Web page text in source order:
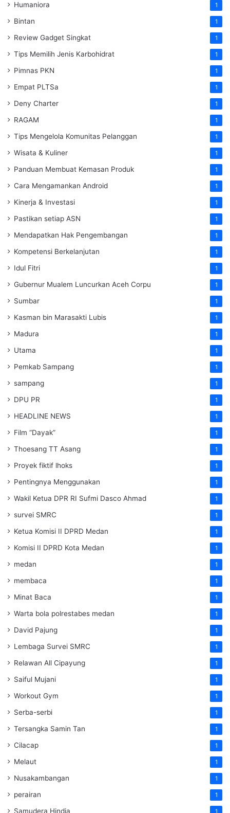
Humaniora 1
Bintan 1
Review Gadget Singkat 1
Tips Memilih Jenis Karbohidrat 1
Pimnas PKN 1
Empat PLTSa 1
Deny Charter 1
RAGAM 1
Tips Mengelola Komunitas Pelanggan 1
Wisata & Kuliner 1
Panduan Membuat Kemasan Produk 1
Cara Mengamankan Android 1
Kinerja & Investasi 1
Pastikan setiap ASN 1
Mendapatkan Hak Pengembangan 1
Kompetensi Berkelanjutan 1
Idul Fitri 1
Gubernur Mualem Luncurkan Aceh Corpu 1
Sumbar 1
Kasman bin Marasakti Lubis 1
Madura 1
Utama 1
Pemkab Sampang 1
sampang 1
DPU PR 1
HEADLINE NEWS 1
Film “Dayak” 1
Thoesang TT Asang 1
Proyek fiktif lhoks 1
Pentingnya Menggunakan 1
Wakil Ketua DPR RI Sufmi Dasco Ahmad 1
survei SMRC 1
Ketua Komisi II DPRD Medan 1
Komisi II DPRD Kota Medan 1
medan 1
membaca 1
Minat Baca 1
Warta bola polrestabes medan 1
David Pajung 1
Lembaga Survei SMRC 1
Relawan All Cipayung 1
Saiful Mujani 1
Workout Gym 1
Serba-serbi 1
Tersangka Samin Tan 1
Cilacap 1
Melaut 1
Nusakambangan 1
perairan 1
Samudera Hindia 1